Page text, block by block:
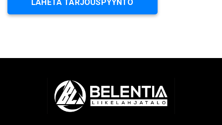
LÄHETÄ TARJOUSPYYNTÖ